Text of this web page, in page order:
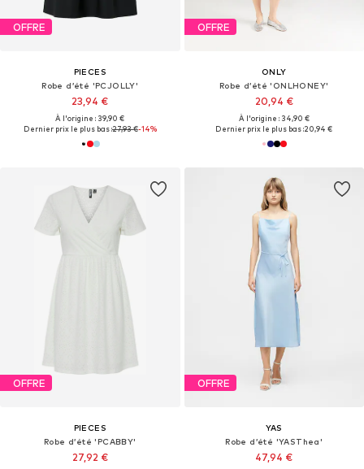
OFFRE
PIECES
Robe d’été 'PCJOLLY'
23,94 €
À l'origine : 39,90 €
Dernier prix le plus bas :27,93 €-14%
OFFRE
ONLY
Robe d’été 'ONLHONEY'
20,94 €
À l'origine : 34,90 €
Dernier prix le plus bas :20,94 €
OFFRE
PIECES
Robe d’été 'PCABBY'
27,92 €
OFFRE
YAS
Robe d’été 'YASThea'
47,94 €